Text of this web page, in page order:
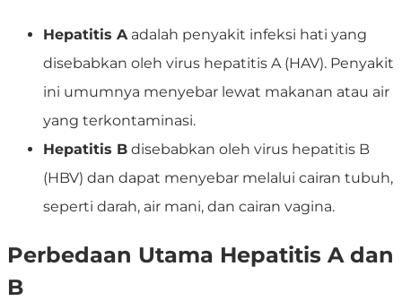
Hepatitis A adalah penyakit infeksi hati yang
disebabkan oleh virus hepatitis A (HAV). Penyakit
ini umumnya menyebar lewat makanan atau air
yang terkontaminasi.
Hepatitis B disebabkan oleh virus hepatitis B
(HBV) dan dapat menyebar melalui cairan tubuh,
seperti darah, air mani, dan cairan vagina.
Perbedaan Utama Hepatitis A dan
B